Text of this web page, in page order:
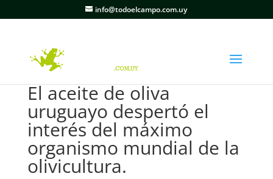
info@todoelcampo.com.uy
El aceite de oliva
uruguayo despertó el
interés del máximo
organismo mundial de la
olivicultura.